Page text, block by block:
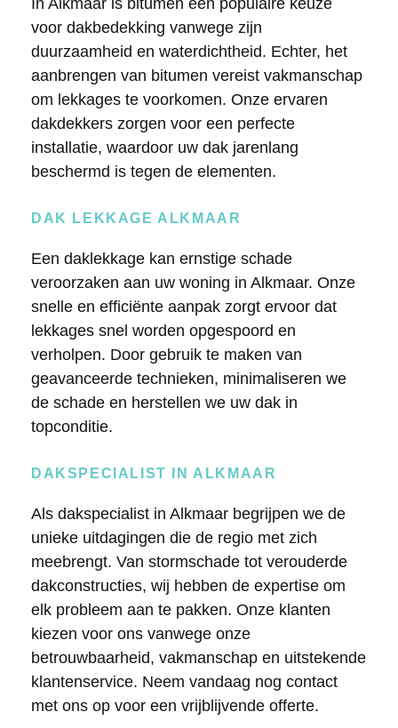
In Alkmaar is bitumen een populaire keuze
voor dakbedekking vanwege zijn
duurzaamheid en waterdichtheid. Echter, het
aanbrengen van bitumen vereist vakmanschap
om lekkages te voorkomen. Onze ervaren
dakdekkers zorgen voor een perfecte
installatie, waardoor uw dak jarenlang
beschermd is tegen de elementen.
DAK LEKKAGE ALKMAAR
Een daklekkage kan ernstige schade
veroorzaken aan uw woning in Alkmaar. Onze
snelle en efficiënte aanpak zorgt ervoor dat
lekkages snel worden opgespoord en
verholpen. Door gebruik te maken van
geavanceerde technieken, minimaliseren we
de schade en herstellen we uw dak in
topconditie.
DAKSPECIALIST IN ALKMAAR
Als dakspecialist in Alkmaar begrijpen we de
unieke uitdagingen die de regio met zich
meebrengt. Van stormschade tot verouderde
dakconstructies, wij hebben de expertise om
elk probleem aan te pakken. Onze klanten
kiezen voor ons vanwege onze
betrouwbaarheid, vakmanschap en uitstekende
klantenservice. Neem vandaag nog contact
met ons op voor een vrijblijvende offerte.